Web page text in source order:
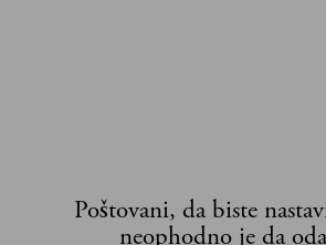
Poštovani, da biste
neophodno je da